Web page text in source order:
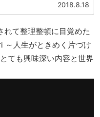
2018.8.18
れて整理整頓に目覚めた
～人生がときめく片づけ
ても興味深い内容と世界